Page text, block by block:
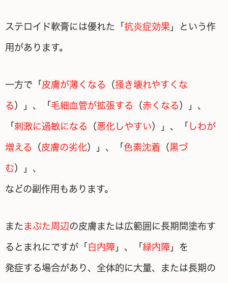
ステロイド軟膏には優れた「 抗炎症効果 」という作
用があります。
一方で「 皮膚が薄くなる （掻き壊れやすくな
る ）」、「 毛細血管が拡張する （赤くなる ）」、
「 刺激に過敏になる （悪化しやすい）」、「 しわが
増える （ 皮膚の劣化）」、「 色素沈着 （黒づ
む）」、
などの副作用もあります。
また まぶた周辺の皮膚または広範囲に長期間塗布す
るとまれにですが「 白内障 」、「 緑内障 」を
発症する場合があり、全体的に大量、または長期の